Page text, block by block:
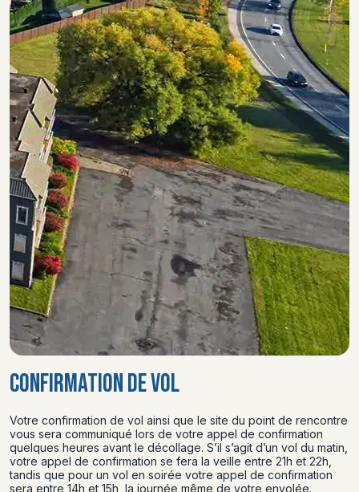
CONFIRMATION DE VOL
Votre confirmation de vol ainsi que le site du point de rencontre
vous sera communiqué lors de votre appel de confirmation
quelques heures avant le décollage. S’il s’agit d’un vol du matin,
votre appel de confirmation se fera la veille entre 21h et 22h,
tandis que pour un vol en soirée votre appel de confirmation
sera entre 14h et 15h, la journée même de votre envolée.